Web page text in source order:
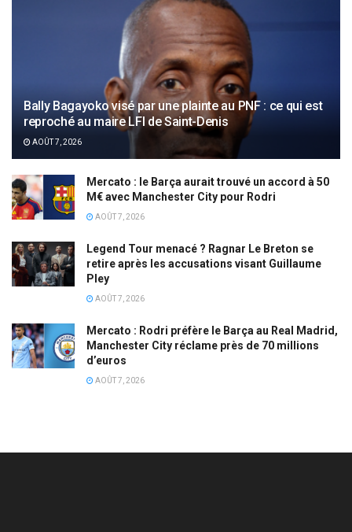
Bally Bagayoko visé par une plainte au PNF : ce qui est
reproché au maire LFI de Saint-Denis
AOÛT 7, 2026
Mercato : le Barça aurait trouvé un accord à 50
M€ avec Manchester City pour Rodri
AOÛT 7, 2026
Legend Tour menacé ? Ragnar Le Breton se
retire après les accusations visant Guillaume
Pley
AOÛT 7, 2026
Mercato : Rodri préfère le Barça au Real Madrid,
Manchester City réclame près de 70 millions
d’euros
AOÛT 7, 2026